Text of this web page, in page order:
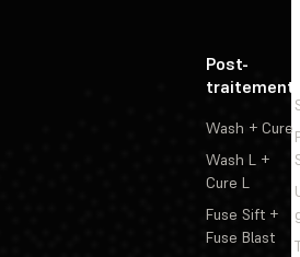
Post-
traitement
Wash + Cure
Wash L +
Cure L
Fuse Sift +
Fuse Blast